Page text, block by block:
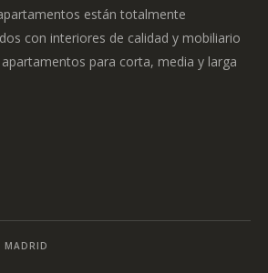
están totalmente
con interiores de calidad y mobiliario
para corta, media y larga
MADRID